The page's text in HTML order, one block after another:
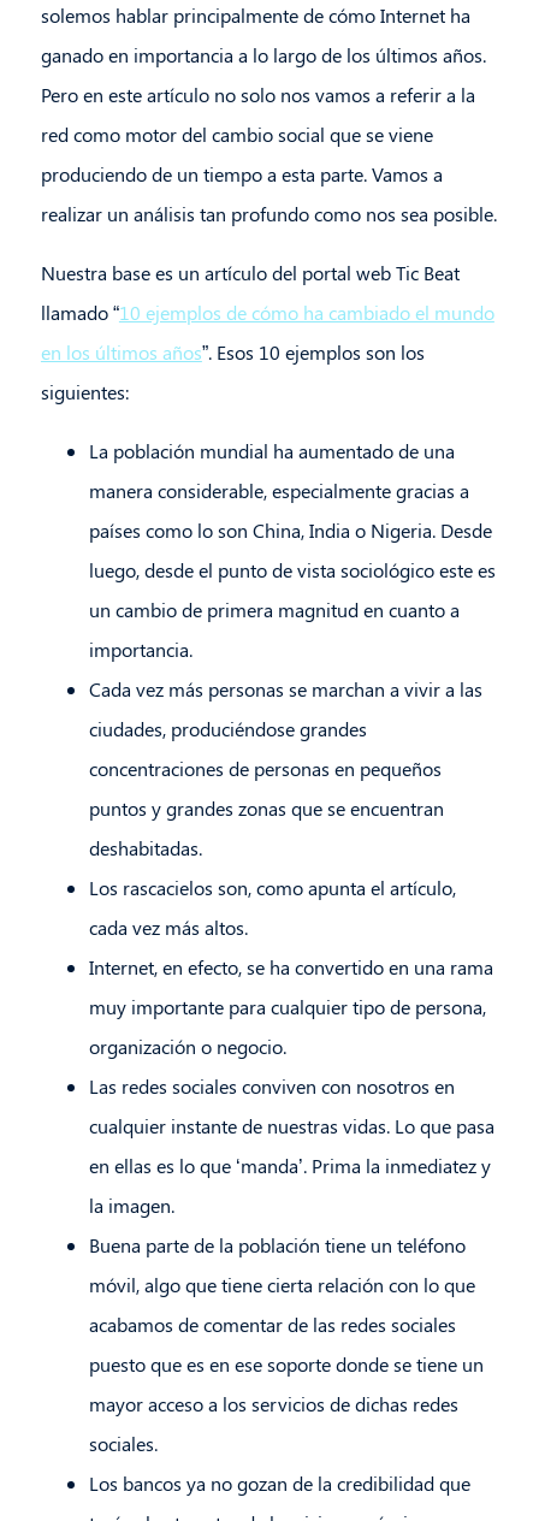
solemos hablar principalmente de cómo Internet ha
ganado en importancia a lo largo de los últimos años.
Pero en este artículo no solo nos vamos a referir a la
red como motor del cambio social que se viene
produciendo de un tiempo a esta parte. Vamos a
realizar un análisis tan profundo como nos sea posible.
Nuestra base es un artículo del portal web Tic Beat
llamado “10 ejemplos de cómo ha cambiado el mundo
en los últimos años”. Esos 10 ejemplos son los
siguientes:
La población mundial ha aumentado de una
manera considerable, especialmente gracias a
países como lo son China, India o Nigeria. Desde
luego, desde el punto de vista sociológico este es
un cambio de primera magnitud en cuanto a
importancia.
Cada vez más personas se marchan a vivir a las
ciudades, produciéndose grandes
concentraciones de personas en pequeños
puntos y grandes zonas que se encuentran
deshabitadas.
Los rascacielos son, como apunta el artículo,
cada vez más altos.
Internet, en efecto, se ha convertido en una rama
muy importante para cualquier tipo de persona,
organización o negocio.
Las redes sociales conviven con nosotros en
cualquier instante de nuestras vidas. Lo que pasa
en ellas es lo que ‘manda’. Prima la inmediatez y
la imagen.
Buena parte de la población tiene un teléfono
móvil, algo que tiene cierta relación con lo que
acabamos de comentar de las redes sociales
puesto que es en ese soporte donde se tiene un
mayor acceso a los servicios de dichas redes
sociales.
Los bancos ya no gozan de la credibilidad que